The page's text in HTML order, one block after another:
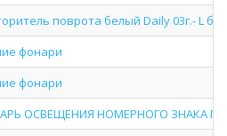
поврота белый Daily 03г.- L
фонари
фонари
ОСВЕЩЕНИЯ НОМЕРНОГО ЗНАКА